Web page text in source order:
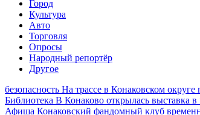
Город
Культура
Авто
Торговля
Опросы
Народный репортёр
Другое
безопасность На трассе в Конаковском
Библиотека В Конаково открылась выставка
Афиша Конаковский фандомный клуб